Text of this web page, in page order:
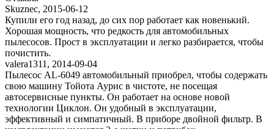
Skuznec, 2015-06-12
Купили его год назад, до сих пор работает как новенький.
Хорошая мощность, что редкость для автомобильных
пылесосов. Прост в эксплуатации и легко разбирается, чтобы
почистить.
valera1311, 2014-09-04
Пылесос AL-6049 автомобильный приобрел, чтобы содержать
свою машину Тойота Аурис в чистоте, не посещая
автосервисные пункты. Он работает на основе новой
технологии Циклон. Он удобный в эксплуатации,
эффективный и симпатичный. В приборе двойной фильтр. В